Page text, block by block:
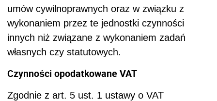
umów cywilnoprawnych oraz w związku z
wykonaniem przez te jednostki czynności
innych niż związane z wykonaniem zadań
własnych czy statutowych.
Czynności opodatkowane VAT
Zgodnie z art. 5 ust. 1 ustawy o VAT